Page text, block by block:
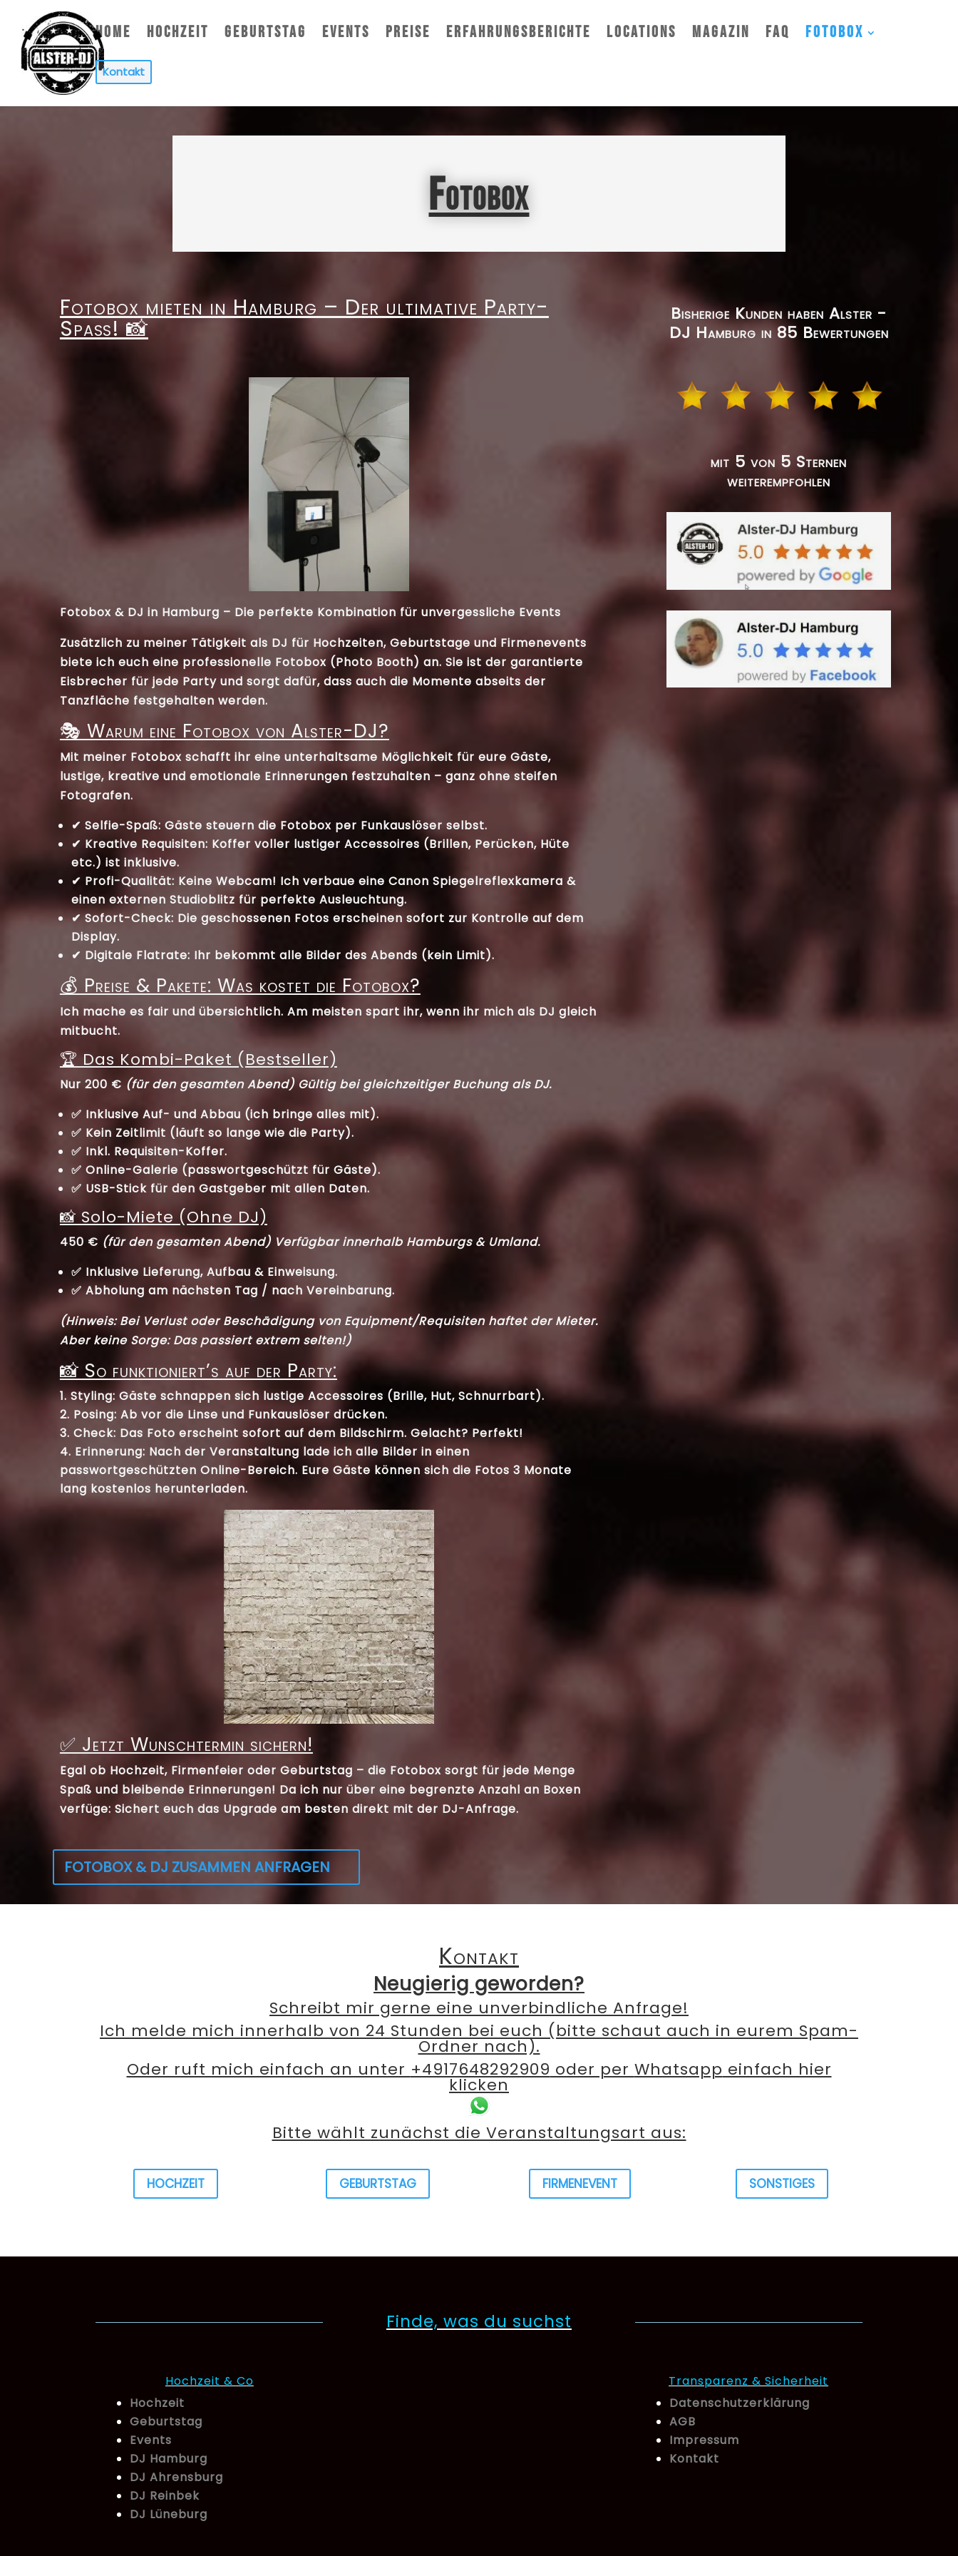
HOME HOCHZEIT GEBURTSTAG EVENTS PREISE ERFAHRUNGSBERICHTE LOCATIONS MAGAZIN FAQ FOTOBOX
Kontakt
Fotobox
Fotobox mieten in Hamburg – Der ultimative Party-
Spaß! 📸
Fotobox & DJ in Hamburg – Die perfekte Kombination für unvergessliche Events
Zusätzlich zu meiner Tätigkeit als DJ für Hochzeiten, Geburtstage und Firmenevents
biete ich euch eine professionelle Fotobox (Photo Booth) an. Sie ist der garantierte
Eisbrecher für jede Party und sorgt dafür, dass auch die Momente abseits der
Tanzfläche festgehalten werden.
🎭 Warum eine Fotobox von Alster-DJ?
Mit meiner Fotobox schafft ihr eine unterhaltsame Möglichkeit für eure Gäste,
lustige, kreative und emotionale Erinnerungen festzuhalten – ganz ohne steifen
Fotografen.
✔ Selfie-Spaß: Gäste steuern die Fotobox per Funkauslöser selbst.
✔ Kreative Requisiten: Koffer voller lustiger Accessoires (Brillen, Perücken, Hüte
etc.) ist inklusive.
✔ Profi-Qualität: Keine Webcam! Ich verbaue eine Canon Spiegelreflexkamera &
einen externen Studioblitz für perfekte Ausleuchtung.
✔Sofort-Check: Die geschossenen Fotos erscheinen sofort zur Kontrolle auf dem
Display.
✔ Digitale Flatrate: Ihr bekommt alle Bilder des Abends (kein Limit).
💰 Preise & Pakete: Was kostet die Fotobox?
Ich mache es fair und übersichtlich. Am meisten spart ihr, wenn ihr mich als DJ gleich
mitbucht.
🏆 Das Kombi-Paket (Bestseller)
Nur 200 € (für den gesamten Abend) Gültig bei gleichzeitiger Buchung als DJ.
✅ Inklusive Auf- und Abbau (ich bringe alles mit).
✅ Kein Zeitlimit (läuft so lange wie die Party).
✅ Inkl. Requisiten-Koffer.
✅ Online-Galerie (passwortgeschützt für Gäste).
✅ USB-Stickfür den Gastgeber mit allen Daten.
📸 Solo-Miete (Ohne DJ)
450 € (für den gesamten Abend) Verfügbar innerhalb Hamburgs & Umland.
✅ Inklusive Lieferung, Aufbau & Einweisung.
✅ Abholung am nächsten Tag / nach Vereinbarung.
(Hinweis: Bei Verlust oder Beschädigung von Equipment/Requisiten haftet der Mieter.
Aber keine Sorge: Das passiert extrem selten!)
📸 So funktioniert’s auf der Party:
Styling: Gäste schnappen sich lustige Accessoires (Brille, Hut, Schnurrbart).
Posing: Ab vor die Linse und Funkauslöser drücken.
Check: Das Foto erscheint sofort auf dem Bildschirm. Gelacht? Perfekt!
Erinnerung: Nach der Veranstaltung lade ich alle Bilder in einen
passwortgeschützten Online-Bereich. Eure Gäste können sich die Fotos 3 Monate
lang kostenlos herunterladen.
✅ Jetzt Wunschtermin sichern!
Egal ob Hochzeit, Firmenfeier oder Geburtstag – die Fotobox sorgt für jede Menge
Spaß und bleibende Erinnerungen! Da ich nur über eine begrenzte Anzahl an Boxen
verfüge: Sichert euch das Upgrade am besten direkt mit der DJ-Anfrage.
FOTOBOX & DJ ZUSAMMEN ANFRAGEN
Bisherige Kunden haben Alster -
DJ Hamburg in 85 Bewertungen
mit 5 von 5 Sternen
weiterempfohlen
Kontakt
Neugierig geworden?
Schreibt mir gerne eine unverbindliche Anfrage!
Ich melde mich innerhalb von 24 Stunden bei euch (bitte schaut auch in eurem Spam-
Ordner nach).
Oder ruft mich einfach an unter +4917648292909 oder per Whatsapp einfach hier
klicken
Bitte wählt zunächst die Veranstaltungsart aus:
HOCHZEIT GEBURTSTAG FIRMENEVENT SONSTIGES
Finde, was du suchst
Hochzeit & Co
Hochzeit
Geburtstag
Events
DJ Hamburg
DJ Ahrensburg
DJ Reinbek
DJ Lüneburg
Transparenz & Sicherheit
Datenschutzerklärung
AGB
Impressum
Kontakt